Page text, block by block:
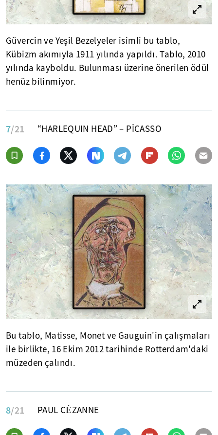
Güvercin ve Yeşil Bezelyeler isimli bu tablo,
Kübizm akımıyla 1911 yılında yapıldı. Tablo, 2010
yılında kayboldu. Bulunması üzerine önerilen ödül
henüz bilinmiyor.
7/21 “HARLEQUIN HEAD” – PİCASSO
Bu tablo, Matisse, Monet ve Gauguin'in çalışmaları
ile birlikte, 16 Ekim 2012 tarihinde Rotterdam'daki
müzeden çalındı.
8/21 PAUL CÉZANNE